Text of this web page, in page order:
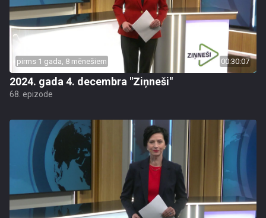
pirms 1 gada, 8 mēnešiem 00:30:07
2024. gada 4. decembra "Ziņneši"
68. epizode